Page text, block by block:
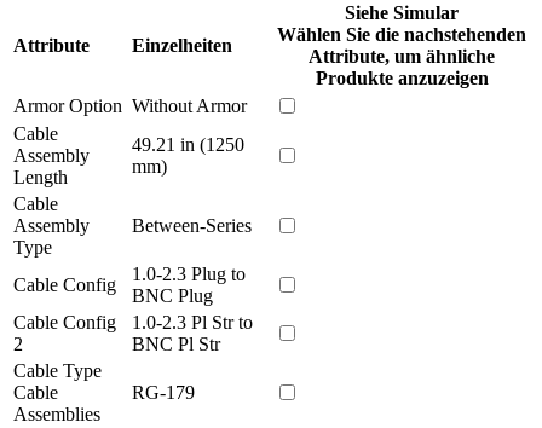
Attribute Einzelheiten
Siehe Simular
Wählen Sie die nachstehenden
Attribute, um ähnliche
Produkte anzuzeigen
Armor Option Without Armor
Cable
Assembly
Length
49.21 in (1250
mm)
Cable
Assembly
Type
Between-Series
Cable Config
1.0-2.3 Plug to
BNC Plug
Cable Config
2
1.0-2.3 Pl Str to
BNC Pl Str
Cable Type
Cable
Assemblies
RG-179